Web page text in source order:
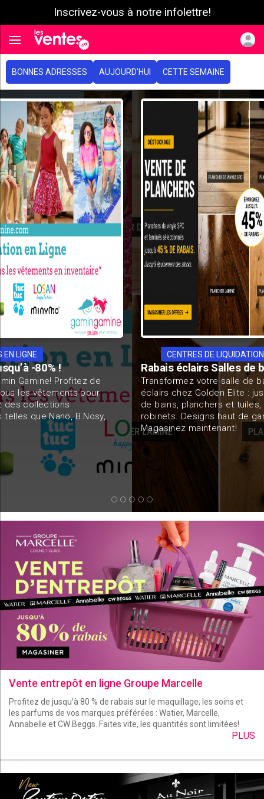
Inscrivez-vous à notre infolettre!
Toggle navigation
BONNES ADRESSES AUJOURD'HUI CETTE SEMAINE
CENTRES DE LIQUIDATION MAGASINS ENTREPÔT
Rabais éclairs Salles de bain, planchers
Transformez votre salle de bain à prix fou! Aubaines
éclairs chez Golden Elite : jusqu’à 70% de rabais sur salles
de bains, planchers et tuiles, et jusqu'à 50% sur tous les
robinets. Designs haut de gamme, prix garantis.
Magasinez maintenant!
Vente entrepôt en ligne Groupe Marcelle
Profitez de jusqu’à 80 % de rabais sur le maquillage, les soins et
les parfums de vos marques préférées : Watier, Marcelle,
Annabelle et CW Beggs. Faites vite, les quantités sont limitées!
PLUS